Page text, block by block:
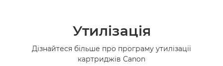
Утилізація
Дізнайтеся більше про програму утилізації
картриджів Canon